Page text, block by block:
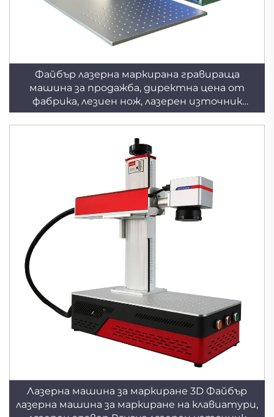
Файбър лазерна маркирана гравираща
машина за продажба, директна цена от
фабрика, лезиен нож, лазерен източник
Raycus, метални материали
Лазерна машина за маркиране 3D Файбър
лазерна машина за маркиране на клавиатури,